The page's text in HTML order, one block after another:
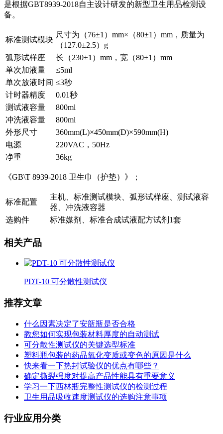
是根据GBT8939-2018自主设计研发的新型卫生用品检测设
备。
标准测试模块
尺寸为（76±1）mm×（80±1）mm，质量为
（127.0±2.5）g
弧形试样座
长（230±1）mm，宽（80±1）mm
单次加液量
≤5ml
单次放液时间 ≤3秒
计时器精度
0.01秒
测试液容量
800ml
冲洗液容量
800ml
外形尺寸
360mm(L)×450mm(D)×590mm(H)
电源
220VAC，50Hz
净重
36kg
《GB\T 8939-2018 卫生巾（护垫）》；
标准配置
主机、标准测试模块、弧形试样座、测试液容
器、冲洗液容器
选购件
标准媒剂、标准合成试液配方试剂1套
相关产品
PDT-10 可分散性测试仪
推荐文章
什么因素决定了安瓿瓶是否合格
教您如何实现包装材料厚度的自动测试
可分散性测试仪的关键选型标准
塑料瓶包装的药品氧化变质或变色的原因是什么
快来看一下热封试验仪的优点有哪些？
确定撕裂强度对提高产品性能具有重要意义
学习一下西林瓶完整性测试仪的检测过程
卫生用品吸收速度测试仪的选购注意事项
行业应用分类